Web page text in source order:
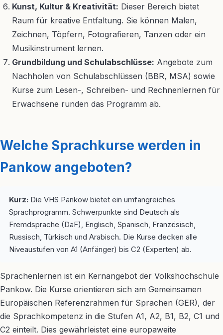
Kunst, Kultur & Kreativität: Dieser Bereich bietet
Raum für kreative Entfaltung. Sie können Malen,
Zeichnen, Töpfern, Fotografieren, Tanzen oder ein
Musikinstrument lernen.
Grundbildung und Schulabschlüsse: Angebote zum
Nachholen von Schulabschlüssen (BBR, MSA) sowie
Kurse zum Lesen-, Schreiben- und Rechnenlernen für
Erwachsene runden das Programm ab.
Welche Sprachkurse werden in
Pankow angeboten?
Kurz: Die VHS Pankow bietet ein umfangreiches
Sprachprogramm. Schwerpunkte sind Deutsch als
Fremdsprache (DaF), Englisch, Spanisch, Französisch,
Russisch, Türkisch und Arabisch. Die Kurse decken alle
Niveaustufen von A1 (Anfänger) bis C2 (Experten) ab.
Sprachenlernen ist ein Kernangebot der Volkshochschule
Pankow. Die Kurse orientieren sich am Gemeinsamen
Europäischen Referenzrahmen für Sprachen (GER), der
die Sprachkompetenz in die Stufen A1, A2, B1, B2, C1 und
C2 einteilt. Dies gewährleistet eine europaweite